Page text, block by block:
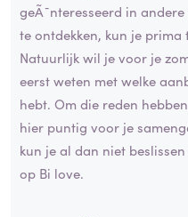
geÃ¯nteresseerd in
te ontdekken, kun je
Natuurlijk wil je voor je
eerst weten met welke
hebt. Om die reden
hier puntig voor je
kun je al dan niet
op Bi love.